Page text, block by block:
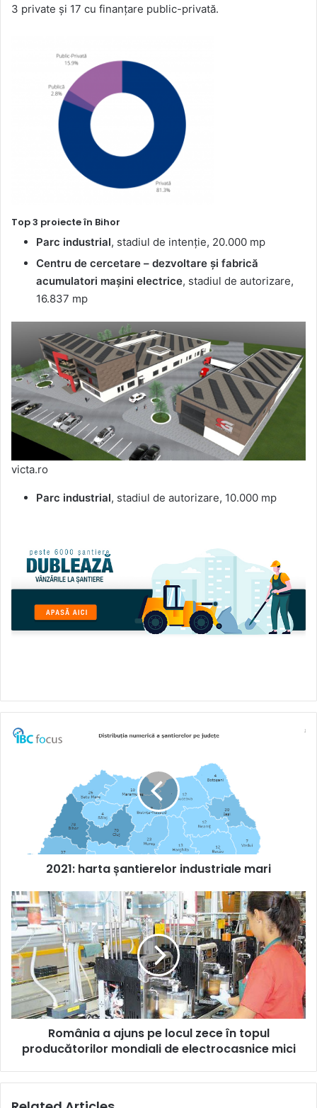
3 private și 17 cu finanțare public-privată.
Top 3 proiecte în Bihor
Parc industrial, stadiul de intenție, 20.000 mp
Centru de cercetare – dezvoltare și fabrică
acumulatori mașini electrice, stadiul de autorizare,
16.837 mp
victa.ro
Parc industrial, stadiul de autorizare, 10.000 mp
2021:
2021: harta șantierelor industriale mari
România
a
ajuns
pe
locul
zece
în
topul
producătorilor
România a ajuns pe locul zece în topul
producătorilor mondiali de electrocasnice mici